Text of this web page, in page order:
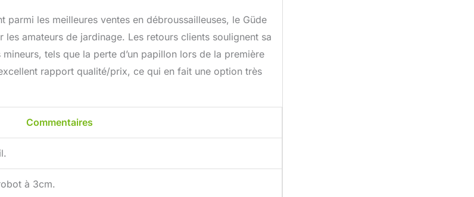
les meilleures ventes en débroussailleuses, le Güde
amateurs de jardinage. Les retours clients soulignent sa
tels que la perte d’un papillon lors de la première
rapport qualité/prix, ce qui en fait une option très
Commentaires
à 3cm.